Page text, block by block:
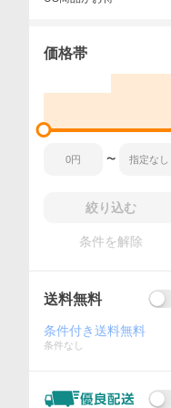
価格帯
〜
絞り込む
条件を解除
送料無料
条件付き送料無料
条件なし